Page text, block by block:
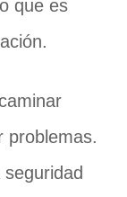
que es
problemas.